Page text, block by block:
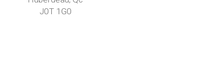
J0T 1G0